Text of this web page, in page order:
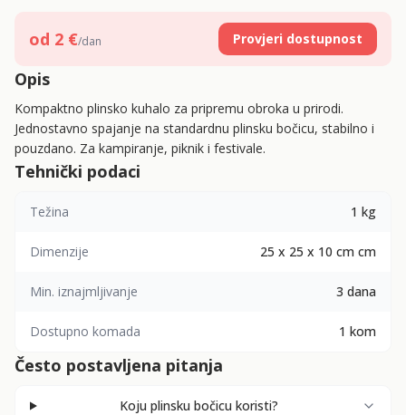
od 2 €/dan Provjeri dostupnost
Opis
Kompaktno plinsko kuhalo za pripremu obroka u prirodi.
Jednostavno spajanje na standardnu plinsku bočicu, stabilno i
pouzdano. Za kampiranje, piknik i festivale.
Tehnički podaci
Težina 1 kg
Dimenzije 25 x 25 x 10 cm cm
Min. iznajmljivanje 3 dana
Dostupno komada 1 kom
Često postavljena pitanja
Koju plinsku bočicu koristi?